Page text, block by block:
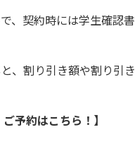
契約時には学生確認
、割り引き額や割り引
予約はこちら！】